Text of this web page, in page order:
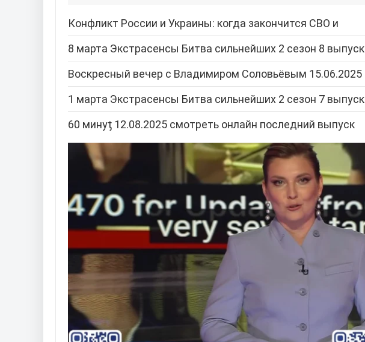
Конфликт России и Украины: когда закончится СВО и
8 марта Экстрасенсы Битва сильнейших 2 сезон 8 выпуск
Воскресный вечер с Владимиром Соловьёвым 15.06.2025
1 марта Экстрасенсы Битва сильнейших 2 сезон 7 выпуск
60 минуƫ 12.08.2025 смотреть онлайн последний выпуск